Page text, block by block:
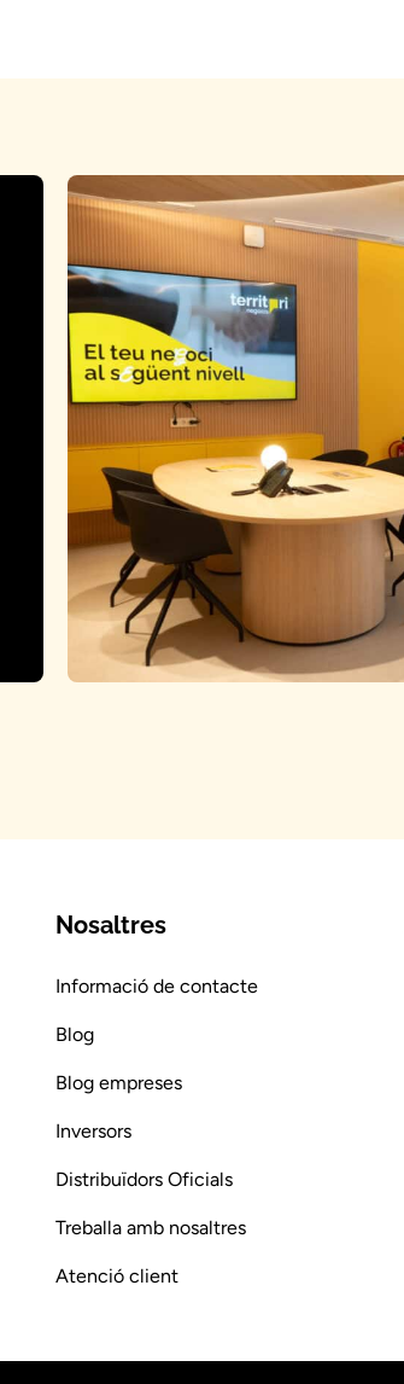
Nosaltres
Informació de contacte
Blog
Blog empreses
Inversors
Distribuïdors Oficials
Treballa amb nosaltres
Atenció client